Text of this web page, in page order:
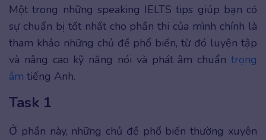
Một trong những speaking IELTS tips giúp bạn có
sự chuẩn bị tốt nhất cho phần thi của mình chính là
tham khảo những chủ đề phổ biến, từ đó luyện tập
và nâng cao kỹ năng nói và phát âm chuẩn trọng
âm tiếng Anh.
Task 1
Ở phần này, những chủ đề phổ biến thường xuyên